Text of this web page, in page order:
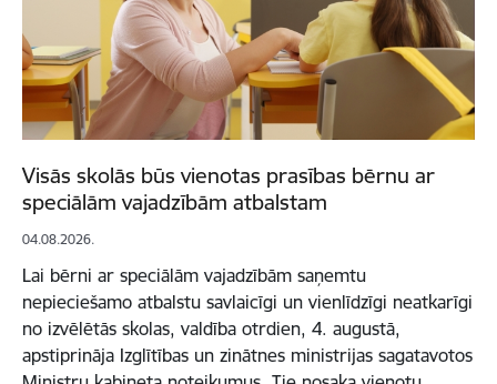
Visās skolās būs vienotas prasības bērnu ar
speciālām vajadzībām atbalstam
04.08.2026.
Lai bērni ar speciālām vajadzībām saņemtu
nepieciešamo atbalstu savlaicīgi un vienlīdzīgi neatkarīgi
no izvēlētās skolas, valdība otrdien, 4. augustā,
apstiprināja Izglītības un zinātnes ministrijas sagatavotos